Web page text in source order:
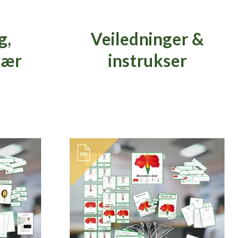
Veiledninger &
instrukser